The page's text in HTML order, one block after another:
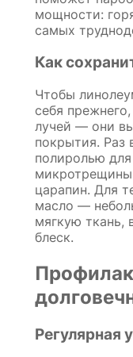
мощности:
самых
Как
Чтобы
себя
лучей — они
покрытия. Раз
полиролью
микротрещины
царапин. Для
масло —
мягкую ткань,
блеск.
Регулярная